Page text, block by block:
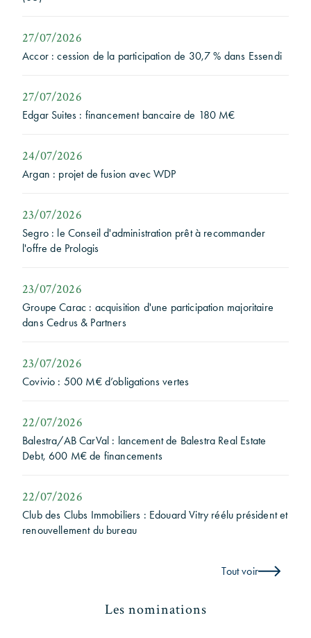
27/07/2026
Accor : cession de la participation de 30,7 % dans Essendi
27/07/2026
Edgar Suites : financement bancaire de 180 M€
24/07/2026
Argan : projet de fusion avec WDP
23/07/2026
Segro : le Conseil d'administration prêt à recommander
l'offre de Prologis
23/07/2026
Groupe Carac : acquisition d'une participation majoritaire
dans Cedrus & Partners
23/07/2026
Covivio : 500 M€ d’obligations vertes
22/07/2026
Balestra/AB CarVal : lancement de Balestra Real Estate
Debt, 600 M€ de financements
22/07/2026
Club des Clubs Immobiliers : Edouard Vitry réélu président et
renouvellement du bureau
Tout voir
Les nominations